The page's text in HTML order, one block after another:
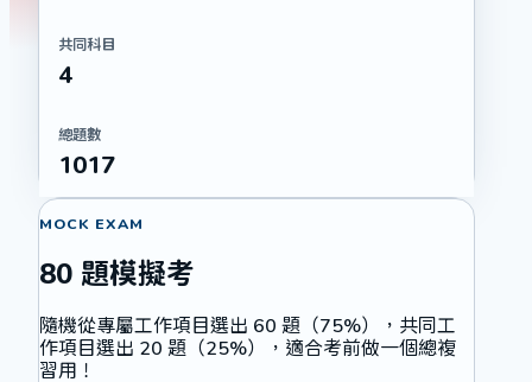
共同科目
4
總題數
1017
MOCK EXAM
80 題模擬考
隨機從專屬工作項目選出 60 題（75%），共同工
作項目選出 20 題（25%），適合考前做一個總複
習用！